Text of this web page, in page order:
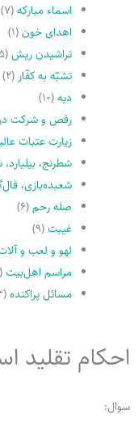
اسماء مبارکه(۷)
اهدای خون(۱)
تراشیدن ریش(۵)
تشبّه به کفّار (۲)
دیه(۱۰)
رقص و شرکت
زیارت عتبات
شطرنج،
شعبده‌بازی،
صله رحم(۶)
غیبت(۹)
لهو و لعب و
مراسم اهل‌بیت(۵)
مسائل پراکنده(۳۳)
احکام تقلید
سوال: